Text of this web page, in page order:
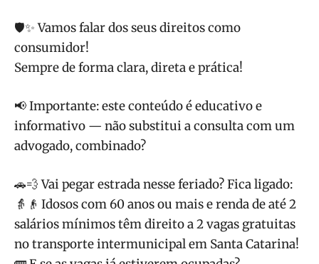
🛡️✨ Vamos falar dos seus direitos como
consumidor!
Sempre de forma clara, direta e prática!
📢 Importante: este conteúdo é educativo e
informativo — não substitui a consulta com um
advogado, combinado?
🚗💨 Vai pegar estrada nesse feriado? Fica ligado:
👵👴 Idosos com 60 anos ou mais e renda de até 2
salários mínimos têm direito a 2 vagas gratuitas
no transporte intermunicipal em Santa Catarina!